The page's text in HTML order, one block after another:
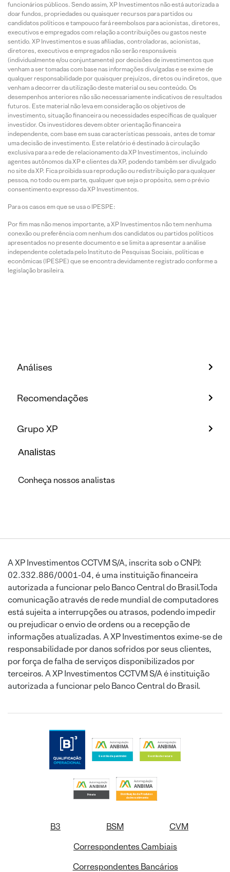
funcionários públicos. Sendo assim, XP Investimentos não está autorizada a
doar fundos, propriedades ou quaisquer recursos para partidos ou
candidatos políticos e tampouco fará reembolsos para acionistas, diretores,
executivos e empregados com relação a contribuições ou gastos neste
sentido. XP Investimentos e suas afiliadas, controladoras, acionistas,
diretores, executivos e empregados não serão responsáveis
(individualmente e/ou conjuntamente) por decisões de investimentos que
venham a ser tomadas com base nas informações divulgadas e se exime de
qualquer responsabilidade por quaisquer prejuízos, diretos ou indiretos, que
venham a decorrer da utilização deste material ou seu conteúdo. Os
desempenhos anteriores não são necessariamente indicativos de resultados
futuros. Este material não leva em consideração os objetivos de
investimento, situação financeira ou necessidades específicas de qualquer
investidor. Os investidores devem obter orientação financeira
independente, com base em suas características pessoais, antes de tomar
uma decisão de investimento. Este relatório é destinado à circulação
exclusiva para a rede de relacionamento da XP Investimentos, incluindo
agentes autônomos da XP e clientes da XP, podendo também ser divulgado
no site da XP. Fica proibida sua reprodução ou redistribuição para qualquer
pessoa, no todo ou em parte, qualquer que seja o propósito, sem o prévio
consentimento expresso da XP Investimentos.
Para os casos em que se usa o IPESPE:
Por fim mas não menos importante, a XP Investimentos não tem nenhuma
conexão ou preferência com nenhum dos candidatos ou partidos políticos
apresentados no presente documento e se limita a apresentar a análise
independente coletada pelo Instituto de Pesquisas Sociais, políticas e
econômicas (IPESPE) que se encontra devidamente registrado conforme a
legislação brasileira.
Análises
Recomendações
Grupo XP
Analistas
Conheça nossos analistas
A XP Investimentos CCTVM S/A, inscrita sob o CNPJ:
02.332.886/0001-04, é uma instituição financeira
autorizada a funcionar pelo Banco Central do Brasil.Toda
comunicação através de rede mundial de computadores
está sujeita a interrupções ou atrasos, podendo impedir
ou prejudicar o envio de ordens ou a recepção de
informações atualizadas. A XP Investimentos exime-se de
responsabilidade por danos sofridos por seus clientes,
por força de falha de serviços disponibilizados por
terceiros. A XP Investimentos CCTVM S/A é instituição
autorizada a funcionar pelo Banco Central do Brasil.
B3 BSM
CVM
Correspondentes Cambiais
Correspondentes Bancários